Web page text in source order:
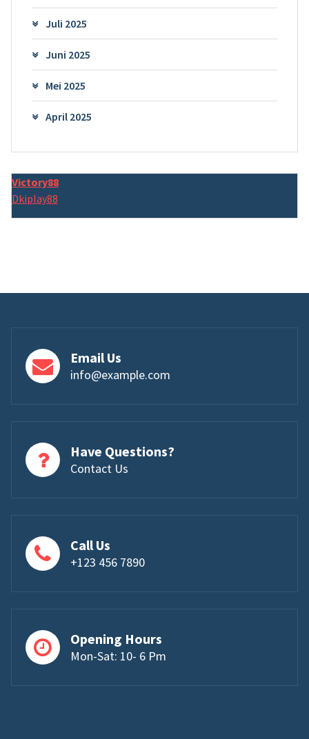
Juli 2025
Juni 2025
Mei 2025
April 2025
Victory88
Dkiplay88
Email Us
info@example.com
Have Questions?
Contact Us
Call Us
+123 456 7890
Opening Hours
Mon-Sat: 10- 6 Pm